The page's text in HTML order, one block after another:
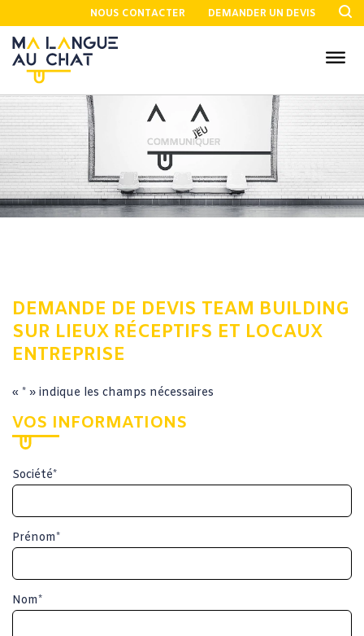
NOUS CONTACTER DEMANDER UN DEVIS
DEMANDE DE DEVIS TEAM BUILDING
SUR LIEUX RÉCEPTIFS ET LOCAUX
ENTREPRISE
« * » indique les champs nécessaires
VOS INFORMATIONS
Société*
Prénom*
Nom*